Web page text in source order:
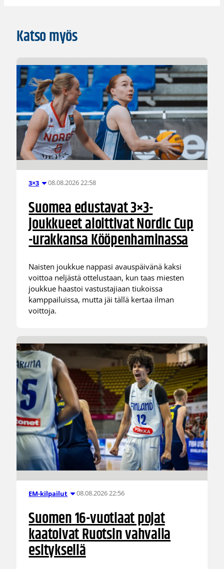
Katso myös
3×3 08.08.2026 22:58
Suomea edustavat 3×3-
joukkueet aloittivat Nordic Cup
-urakkansa Kööpenhaminassa
Naisten joukkue nappasi avauspäivänä kaksi
voittoa neljästä ottelustaan, kun taas miesten
joukkue haastoi vastustajiaan tiukoissa
kamppailuissa, mutta jäi tällä kertaa ilman
voittoja.
EM-kilpailut 08.08.2026 22:56
Suomen 16-vuotiaat pojat
kaatoivat Ruotsin vahvalla
esityksellä